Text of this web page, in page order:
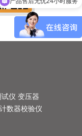
仪 变压器
数器校验仪